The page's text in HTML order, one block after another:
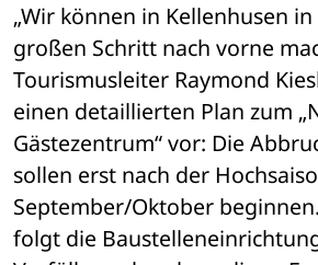
„Wir können in Kellenhusen
großen Schritt nach vorne
Tourismusleiter Raymond
einen detaillierten Plan zum
Gästezentrum“ vor: Die
sollen erst nach der
September/Oktober
folgt die